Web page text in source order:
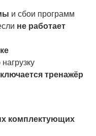
и сбои программ
не работает
тренажёр
комплектующих